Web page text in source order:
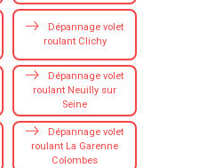
Dépannage volet
roulant Clichy
Dépannage volet
roulant Neuilly sur
Seine
Dépannage volet
roulant La Garenne
Colombes